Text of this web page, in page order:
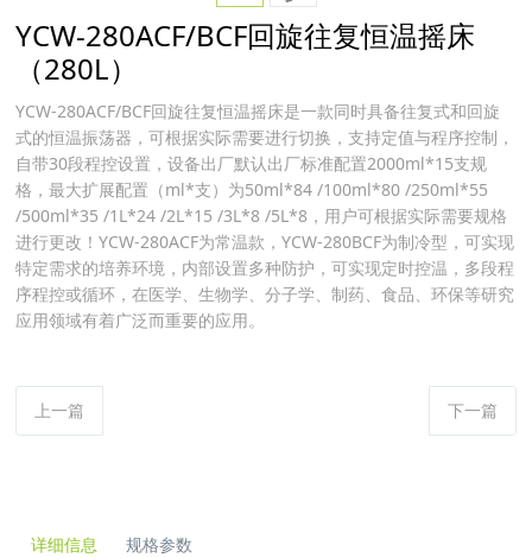
YCW-280ACF/BCF回旋往复恒温摇床
（280L）
YCW-280ACF/BCF回旋往复恒温摇床是一款同时具备往复式和回旋
式的恒温振荡器，可根据实际需要进行切换，支持定值与程序控制，
自带30段程控设置，设备出厂默认出厂标准配置2000ml*15支规
格，最大扩展配置（ml*支）为50ml*84 /100ml*80 /250ml*55
/500ml*35 /1L*24 /2L*15 /3L*8 /5L*8，用户可根据实际需要规格
进行更改！YCW-280ACF为常温款，YCW-280BCF为制冷型，可实现
特定需求的培养环境，内部设置多种防护，可实现定时控温，多段程
序程控或循环，在医学、生物学、分子学、制药、食品、环保等研究
应用领域有着广泛而重要的应用。
上一篇 下一篇
详细信息 规格参数